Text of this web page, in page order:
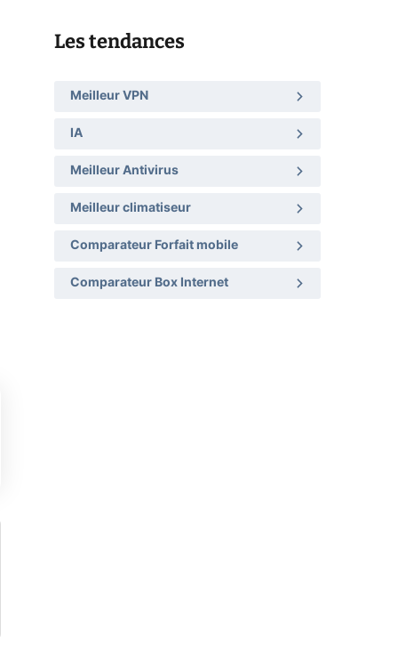
Les tendances
Meilleur VPN
IA
Meilleur Antivirus
Meilleur climatiseur
Comparateur Forfait mobile
Comparateur Box Internet